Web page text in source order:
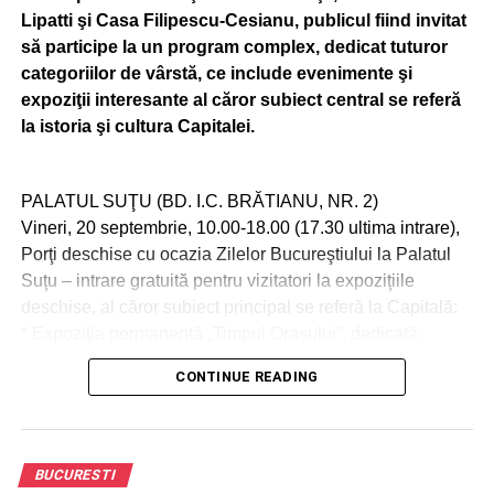
Lipatti şi Casa Filipescu-Cesianu, publicul fiind invitat
să participe la un program complex, dedicat tuturor
categoriilor de vârstă, ce include evenimente şi
expoziţii interesante al căror subiect central se referă
la istoria şi cultura Capitalei.
PALATUL SUŢU (BD. I.C. BRĂTIANU, NR. 2)
Vineri, 20 septembrie, 10.00-18.00 (17.30 ultima intrare),
Porţi deschise cu ocazia Zilelor Bucureştiului la Palatul
Suţu – intrare gratuită pentru vizitatori la expoziţiile
deschise, al căror subiect principal se referă la Capitală:
istoriei oraşului Bucureşti;
* Expoziţia tematică „Calea Victoriei, incursiune în istoria
Bucureşti şi Târgovişte în perioada medievală”;
CONTINUE READING
BUCURESTI